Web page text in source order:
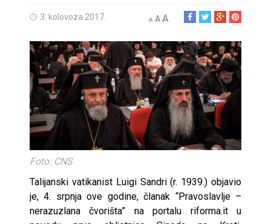
3. kolovoza 2017. A AA
Foto: CNS
Talijanski vatikanist Luigi Sandri (r. 1939.) objavio
je, 4. srpnja ove godine, članak “Pravoslavlje –
nerazuzlana čvorišta” na portalu riforma.it u